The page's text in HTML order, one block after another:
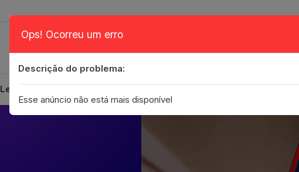
Leilão
Ops! Ocorreu um erro
Descrição do problema:
Esse anúncio não está mais disponível